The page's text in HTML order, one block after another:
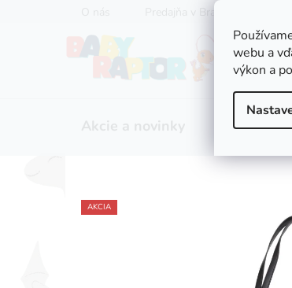
webu a
výkon a
Predajňa v Bratislave
Zľavy
AKCIA